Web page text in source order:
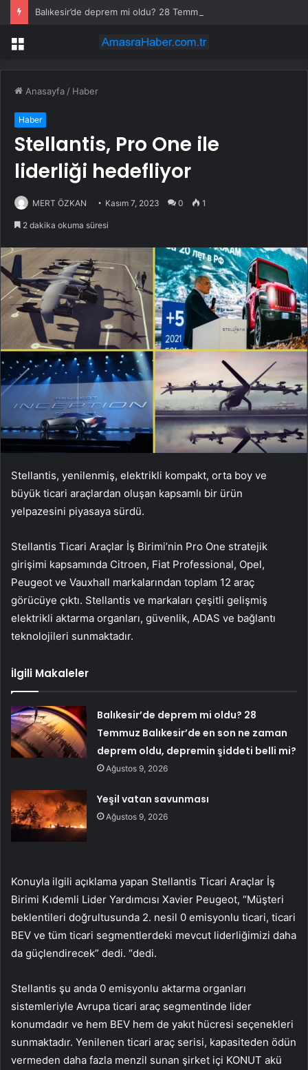
Menü
Anasayfa / Haber
Haber
Stellantis, Pro One ile
liderliği hedefliyor
MERT ÖZKAN Kasım 7, 2023 0 1
2 dakika okuma süresi
Stellantis, yenilenmiş, elektrikli kompakt, orta boy ve
büyük ticari araçlardan oluşan kapsamlı bir ürün
yelpazesini piyasaya sürdü.
Stellantis Ticari Araçlar İş Birimi’nin Pro One stratejik
girişimi kapsamında Citroen, Fiat Professional, Opel,
Peugeot ve Vauxhall markalarından toplam 12 araç
görücüye çıktı. Stellantis ve markaları çeşitli gelişmiş
elektrikli aktarma organları, güvenlik, ADAS ve bağlantı
teknolojileri sunmaktadır.
İlgili Makaleler
Balıkesir’de deprem mi oldu? 28
Temmuz Balıkesir’de en son ne zaman
deprem oldu, depremin şiddeti belli mi?
Ağustos 9, 2026
Yeşil vatan savunması
Ağustos 9, 2026
Konuyla ilgili açıklama yapan Stellantis Ticari Araçlar İş
Birimi Kıdemli Lider Yardımcısı Xavier Peugeot, “Müşteri
beklentileri doğrultusunda 2. nesil 0 emisyonlu ticari, ticari
BEV ve tüm ticari segmentlerdeki mevcut liderliğimizi daha
da güçlendirecek” dedi. “dedi.
Stellantis şu anda 0 emisyonlu aktarma organları
sistemleriyle Avrupa ticari araç segmentinde lider
konumdadır ve hem BEV hem de yakıt hücresi seçenekleri
sunmaktadır. Yenilenen ticari araç serisi, kapasiteden ödün
vermeden daha fazla menzil sunan şirket içi KONUT akü